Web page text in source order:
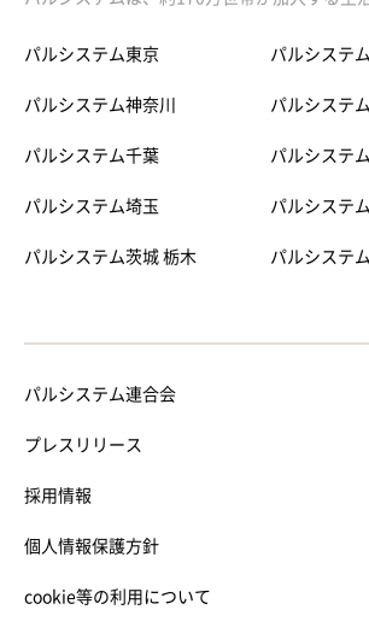
パルシステム東京
パルシステム神奈川
パルシステム千葉
パルシステム埼玉
パルシステム茨城 栃木
パルシステ
パルシステ
パルシステ
パルシステ
パルシステ
パルシステム連合会
プレスリリース
採用情報
個人情報保護方針
cookie等の利用について